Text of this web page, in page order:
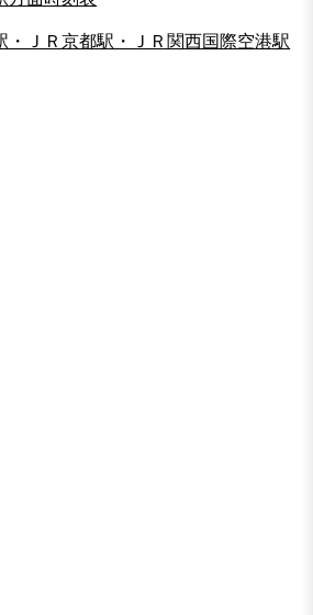
・ＪＲ京都駅・ＪＲ関西国際空港駅